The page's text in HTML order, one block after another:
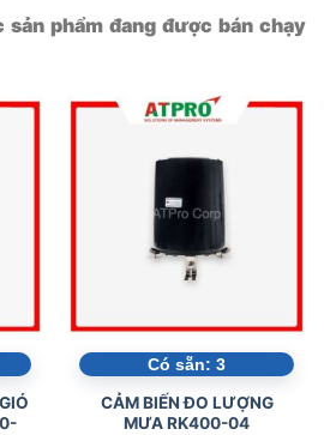
sản phẩm đang được bán chạy
Có sẵn: 3
CẢM BIẾN ĐO LƯỢNG
MƯA RK400-04